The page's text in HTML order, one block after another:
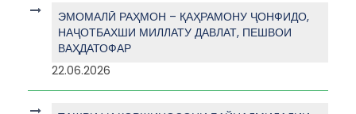
ЭМОМАЛӢ РАҲМОН – ҚАҲРАМОНУ ҶОНФИДО,
НАҶОТБАХШИ МИЛЛАТУ ДАВЛАТ, ПЕШВОИ
ВАҲДАТОФАР
22.06.2026